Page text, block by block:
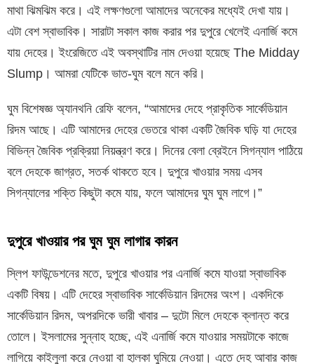
মাথা ঝিমঝিম করে। এই লক্ষণগুলো আমাদের অনেকের মধ্যেই দেখা যায়।
এটা বেশ স্বাভাবিক। সারাটা সকাল কাজ করার পর দুপুরে খেলেই এনার্জি কমে
যায় দেহের। ইংরেজিতে এই অবস্থাটির নাম দেওয়া হয়েছে The Midday
Slump। আমরা যেটিকে ভাত-ঘুম বলে মনে করি।
ঘুম বিশেষজ্ঞ অ্যানথনি রেফি বলেন, “আমাদের দেহে প্রাকৃতিক সার্কেডিয়ান
রিদম আছে। এটি আমাদের দেহের ভেতরে থাকা একটি জৈবিক ঘড়ি যা দেহের
বিভিন্ন জৈবিক প্রক্রিয়া নিয়ন্ত্রণ করে। দিনের বেলা ব্রেইনে সিগন্যাল পাঠিয়ে
বলে দেহকে জাগ্রত, সতর্ক থাকতে হবে। দুপুরে খাওয়ার সময় এসব
সিগন্যালের শক্তি কিছুটা কমে যায়, ফলে আমাদের ঘুম ঘুম লাগে।”
দুপুরে খাওয়ার পর ঘুম ঘুম লাগার কারন
স্লিপ ফাউন্ডেশনের মতে, দুপুরে খাওয়ার পর এনার্জি কমে যাওয়া স্বাভাবিক
একটি বিষয়। এটি দেহের স্বাভাবিক সার্কেডিয়ান রিদমের অংশ। একদিকে
সার্কেডিয়ান রিদম, অপরদিকে ভারী খাবার – দুটো মিলে দেহকে ক্লান্ত করে
তোলে। ইসলামের সুন্নাহ হচ্ছে, এই এনার্জি কমে যাওয়ার সময়টাকে কাজে
লাগিয়ে কাইলুলা করে নেওয়া বা হালকা ঘুমিয়ে নেওয়া। এতে দেহ আবার কাজ